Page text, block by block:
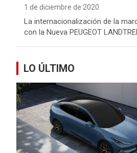
1 de diciembre de 2020
La internacionalización de la
con la Nueva PEUGEOT
LO ÚLTIMO